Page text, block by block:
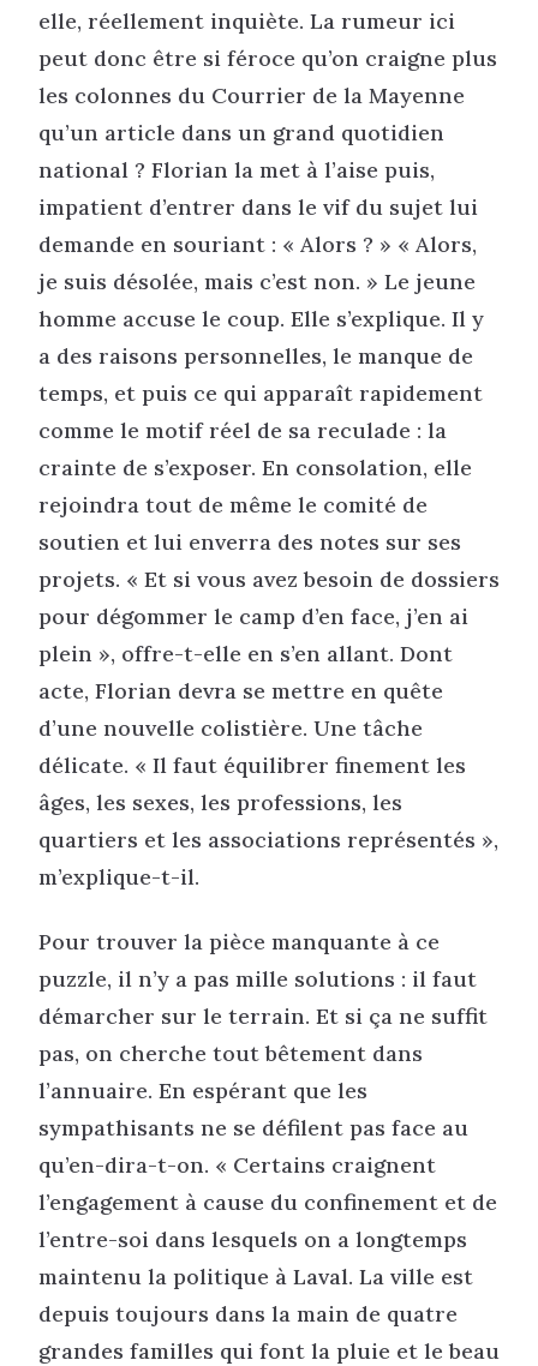
elle, réellement inquiète. La rumeur ici
peut donc être si féroce qu’on craigne plus
les colonnes du Courrier de la Mayenne
qu’un article dans un grand quotidien
national ? Florian la met à l’aise puis,
impatient d’entrer dans le vif du sujet lui
demande en souriant : « Alors ? » « Alors,
je suis désolée, mais c’est non. » Le jeune
homme accuse le coup. Elle s’explique. Il y
a des raisons personnelles, le manque de
temps, et puis ce qui apparaît rapidement
comme le motif réel de sa reculade : la
crainte de s’exposer. En consolation, elle
rejoindra tout de même le comité de
soutien et lui enverra des notes sur ses
projets. « Et si vous avez besoin de dossiers
pour dégommer le camp d’en face, j’en ai
plein », offre-t-elle en s’en allant. Dont
acte, Florian devra se mettre en quête
d’une nouvelle colistière. Une tâche
délicate. « Il faut équilibrer finement les
âges, les sexes, les professions, les
quartiers et les associations représentés »,
m’explique-t-il.
Pour trouver la pièce manquante à ce
puzzle, il n’y a pas mille solutions : il faut
démarcher sur le terrain. Et si ça ne suffit
pas, on cherche tout bêtement dans
l’annuaire. En espérant que les
sympathisants ne se défilent pas face au
qu’en-dira-t-on. « Certains craignent
l’engagement à cause du confinement et de
l’entre-soi dans lesquels on a longtemps
maintenu la politique à Laval. La ville est
depuis toujours dans la main de quatre
grandes familles qui font la pluie et le beau